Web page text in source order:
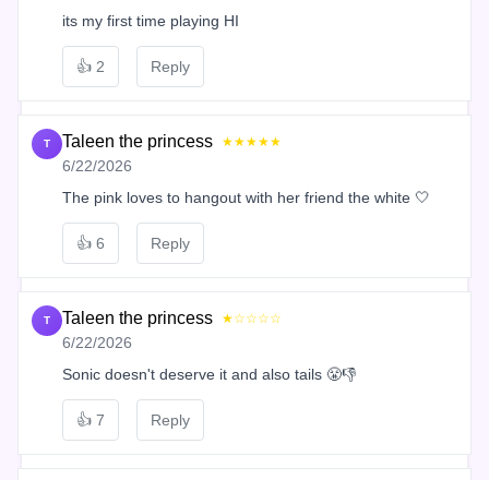
its my first time playing HI
👍 2 Reply
T Taleen the princess ★★★★★
6/22/2026
The pink loves to hangout with her friend the white 🤍
👍 6 Reply
T Taleen the princess ★☆☆☆☆
6/22/2026
Sonic doesn't deserve it and also tails 😤👎
👍 7 Reply